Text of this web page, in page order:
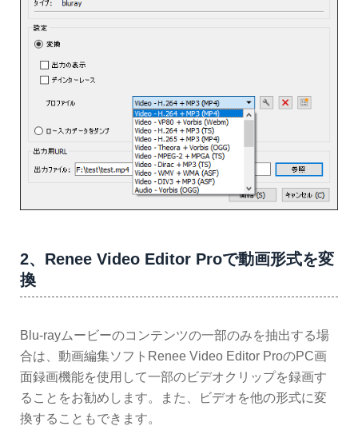
2、Renee Video Editor Proで動画形式を変
換
Blu-rayムービーのコンテンツの一部のみを抽出する場
合は、動画編集ソフトRenee Video Editor ProのPC画
面録画機能を使用して一部のビデオクリップを録画す
ることをお勧めします。また、ビデオを他の形式に変
換することもできます。